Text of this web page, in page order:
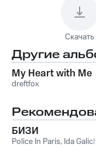
Скачать
Другие
My Heart with Me
dreftfox
БИЗИ
Police In Paris, Ida Galich